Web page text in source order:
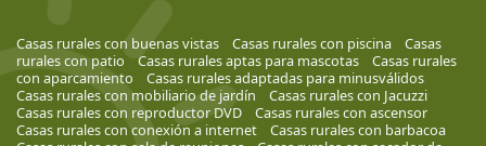
Casas rurales con buenas vistas Casas rurales con piscina
Casas
rurales con patio
Casas rurales aptas para mascotas
Casas rurales
con aparcamiento
Casas rurales adaptadas para minusválidos
Casas rurales con mobiliario de jardín
Casas rurales con Jacuzzi
Casas rurales con reproductor DVD
Casas rurales con ascensor
Casas rurales con conexión a internet
Casas rurales con barbacoa